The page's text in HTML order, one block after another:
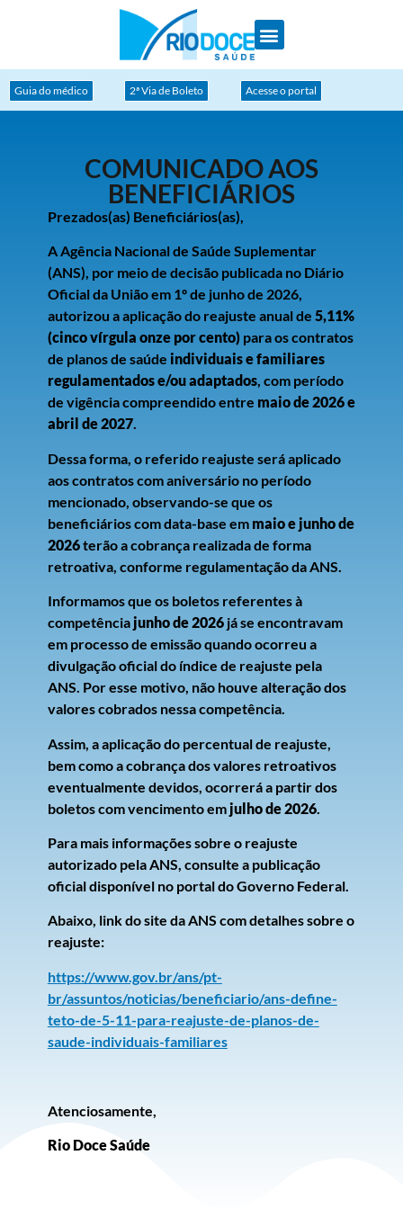
Guia do médico 2ª Via de Boleto Acesse o portal
COMUNICADO AOS
BENEFICIÁRIOS
Prezados(as) Beneficiários(as),
A Agência Nacional de Saúde Suplementar
(ANS), por meio de decisão publicada no Diário
Oficial da União em 1º de junho de 2026,
autorizou a aplicação do reajuste anual de 5,11%
(cinco vírgula onze por cento)para os contratos
de planos de saúde individuais e familiares
regulamentados e/ou adaptados, com período
de vigência compreendido entre maio de 2026 e
abril de 2027.
Dessa forma, o referido reajuste será aplicado
aos contratos com aniversário no período
mencionado, observando-se que os
beneficiários com data-base em maio e junho de
2026terão a cobrança realizada de forma
retroativa, conforme regulamentação da ANS.
Informamos que os boletos referentes à
competênciajunho de 2026já se encontravam
em processo de emissão quando ocorreu a
divulgação oficial do índice de reajuste pela
ANS. Por esse motivo, não houve alteração dos
valores cobrados nessa competência.
Assim, a aplicação do percentual de reajuste,
bem como a cobrança dos valores retroativos
eventualmente devidos, ocorrerá a partir dos
boletos com vencimento emjulho de 2026.
Para mais informações sobre o reajuste
autorizado pela ANS, consulte a publicação
oficial disponível no portal do Governo Federal.
Abaixo, link do site da ANS com detalhes sobre o
reajuste:
https://www.gov.br/ans/pt-
br/assuntos/noticias/beneficiario/ans-define-
teto-de-5-11-para-reajuste-de-planos-de-
saude-individuais-familiares
Atenciosamente,
Rio Doce Saúde